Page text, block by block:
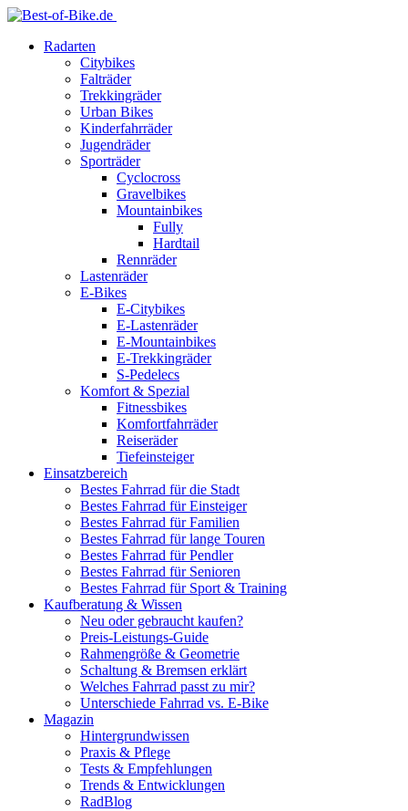
Radarten
Citybikes
Falträder
Trekkingräder
Urban Bikes
Kinderfahrräder
Jugendräder
Sporträder
Cyclocross
Gravelbikes
Mountainbikes
Fully
Hardtail
Rennräder
Lastenräder
E-Bikes
E-Citybikes
E-Lastenräder
E-Mountainbikes
E-Trekkingräder
S-Pedelecs
Komfort & Spezial
Fitnessbikes
Komfortfahrräder
Reiseräder
Tiefeinsteiger
Einsatzbereich
Bestes Fahrrad für die Stadt
Bestes Fahrrad für Einsteiger
Bestes Fahrrad für Familien
Bestes Fahrrad für lange Touren
Bestes Fahrrad für Pendler
Bestes Fahrrad für Senioren
Bestes Fahrrad für Sport & Training
Kaufberatung & Wissen
Neu oder gebraucht kaufen?
Preis-Leistungs-Guide
Rahmengröße & Geometrie
Schaltung & Bremsen erklärt
Welches Fahrrad passt zu mir?
Unterschiede Fahrrad vs. E-Bike
Magazin
Hintergrundwissen
Praxis & Pflege
Tests & Empfehlungen
Trends & Entwicklungen
RadBlog